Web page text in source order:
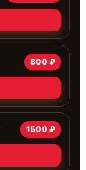
800 ₽
1500 ₽